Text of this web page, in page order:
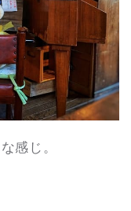
感じ。